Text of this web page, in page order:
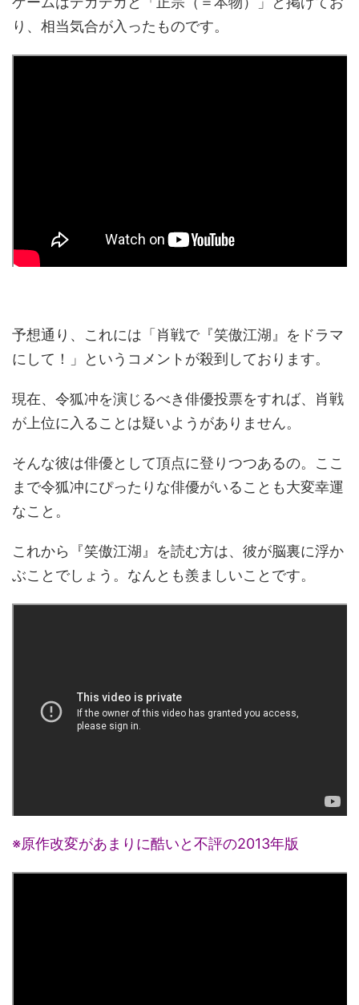
り、相当気合が入ったものです。
予想通り、これには「肖戦で『笑傲江湖』をドラマ
にして！」というコメントが殺到しております。
現在、令狐冲を演じるべき俳優投票をすれば、肖戦
が上位に入ることは疑いようがありません。
そんな彼は俳優として頂点に登りつつあるの。ここ
まで令狐冲にぴったりな俳優がいることも大変幸運
なこと。
これから『笑傲江湖』を読む方は、彼が脳裏に浮か
ぶことでしょう。なんとも羨ましいことです。
※原作改変があまりに酷いと不評の2013年版